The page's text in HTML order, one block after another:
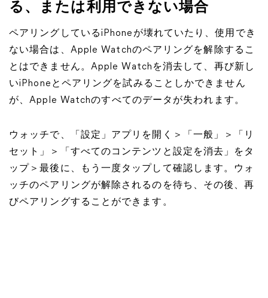
る、または利用できない場合
ペアリングしているiPhoneが壊れていたり、使用でき
ない場合は、Apple Watchのペアリングを解除するこ
とはできません。Apple Watchを消去して、再び新し
いiPhoneとペアリングを試みることしかできません
が、Apple Watchのすべてのデータが失われます。
ウォッチで、「設定」アプリを開く＞「一般」＞「リ
セット」＞「すべてのコンテンツと設定を消去」をタ
ップ＞最後に、もう一度タップして確認します。ウォ
ッチのペアリングが解除されるのを待ち、その後、再
びペアリングすることができます。